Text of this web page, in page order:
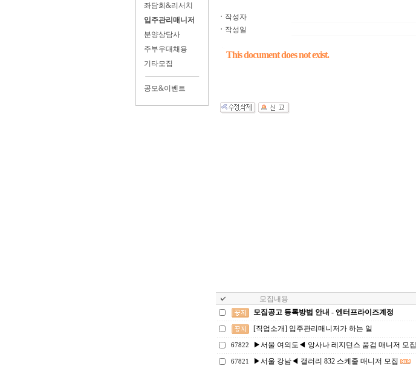
좌담회&리서치
입주관리매니저
분양상담사
주부우대채용
기타모집
공모&이벤트
ㆍ 작성자
ㆍ 작성일
This document does not exist.
모집내용
모집공고 등록방법 안내 - 엔터프라이즈계정
[직업소개] 입주관리매니저가 하는 일
67822 ▶서울 여의도◀ 앙사나 레지던스 품검 매니저 모집
67821 ▶서울 강남◀ 갤러리 832 스케줄 매니저 모집